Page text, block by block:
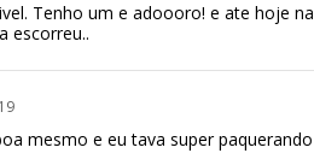
Tenho um e adoooro! e ate hoje
escorreu..
mesmo e eu tava super